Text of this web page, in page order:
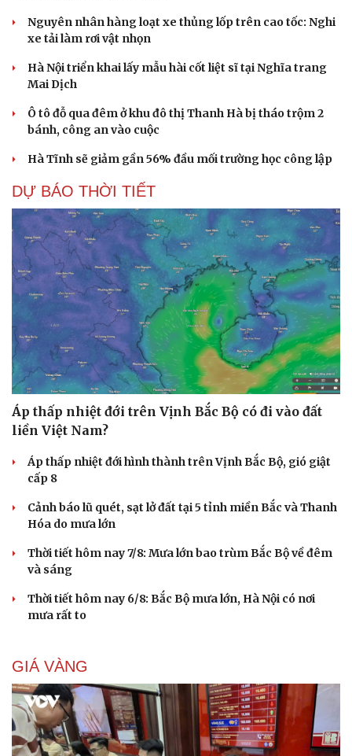
Nguyên nhân hàng loạt xe thủng lốp trên cao tốc: Nghi
xe tải làm rơi vật nhọn
Hà Nội triển khai lấy mẫu hài cốt liệt sĩ tại Nghĩa trang
Mai Dịch
Ô tô đỗ qua đêm ở khu đô thị Thanh Hà bị tháo trộm 2
bánh, công an vào cuộc
Hà Tĩnh sẽ giảm gần 56% đầu mối trường học công lập
DỰ BÁO THỜI TIẾT
Áp thấp nhiệt đới trên Vịnh Bắc Bộ có đi vào đất
liền Việt Nam?
Áp thấp nhiệt đới hình thành trên Vịnh Bắc Bộ, gió giật
cấp 8
Cảnh báo lũ quét, sạt lở đất tại 5 tỉnh miền Bắc và Thanh
Hóa do mưa lớn
Thời tiết hôm nay 7/8: Mưa lớn bao trùm Bắc Bộ về đêm
và sáng
Thời tiết hôm nay 6/8: Bắc Bộ mưa lớn, Hà Nội có nơi
mưa rất to
GIÁ VÀNG